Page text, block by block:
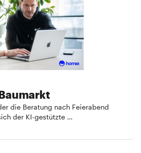
die Beratung nach Feierabend
der KI-gestützte …